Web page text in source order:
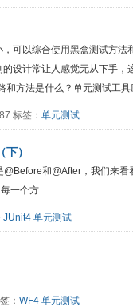
可以综合使用黑盒测试方
设计常让人感觉无从下手，
和方法是什么？单元测试工
标签： 单元测试
）
和@After，我们来
一个方......
JUnit4 单元测试
： WF4 单元测试